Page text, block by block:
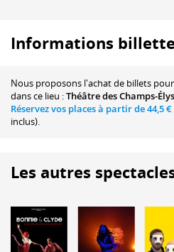
Informations
Nous proposons l'achat de billets pour
dans ce lieu :Théâtre des Champs-
Réservez vos places à partir de44,5 €
inclus).
Les autres